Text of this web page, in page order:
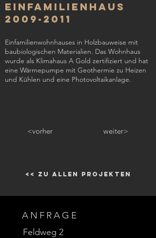
Einfamilienhaus
2009-2011
Einfamilienwohnhauses in Holzbauweise mit
baubiologischen Materialien. Das Wohnhaus
wurde als Klimahaus A Gold zertifiziert und hat
eine Wärmepumpe mit Geothermie zu Heizen
und Kühlen und eine Photovoltaikanlage.
<vorher weiter>
<< zu allen Projekten
ANFRAGE
Feldweg 2